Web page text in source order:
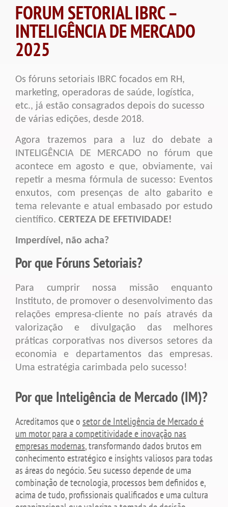
FORUM SETORIAL IBRC –
INTELIGÊNCIA DE MERCADO
2025
Os fóruns setoriais IBRC focados em RH,
marketing, operadoras de saúde, logística,
etc., já estão consagrados depois do sucesso
de várias edições, desde 2018.
Agora trazemos para a luz do debate a
INTELIGÊNCIA DE MERCADO no fórum que
acontece em agosto e que, obviamente, vai
repetir a mesma fórmula de sucesso: Eventos
enxutos, com presenças de alto gabarito e
tema relevante e atual embasado por estudo
científico. CERTEZA DE EFETIVIDADE!
Imperdível, não acha?
Por que Fóruns Setoriais?
Para cumprir nossa missão enquanto
Instituto, de promover o desenvolvimento das
relações empresa-cliente no país através da
valorização e divulgação das melhores
práticas corporativas nos diversos setores da
economia e departamentos das empresas.
Uma estratégia carimbada pelo sucesso!
Por que Inteligência de Mercado (IM)?
Acreditamos que osetor de Inteligência de Mercado é
um motor para a competitividade e inovação nas
empresas modernas, transformando dados brutos em
conhecimento estratégico e insights valiosos para todas
as áreas do negócio. Seu sucesso depende de uma
combinação de tecnologia, processos bem definidos e,
acima de tudo, profissionais qualificados e uma cultura